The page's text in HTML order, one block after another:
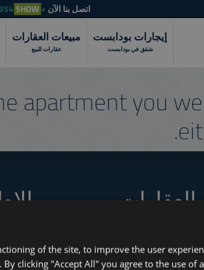
اتصل بنا الآن +361354
SHOW
إيجارات بودابست
شقق في بودابست
مبيعات العقارات
عقارات للبيع
apartment you
How to Still Find a
Which Budapest
of the site, to improve the user
clicking "Accept All" you agree to the use of